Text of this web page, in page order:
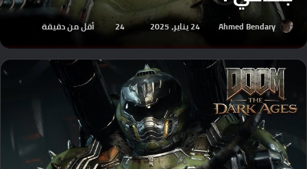
Ahmed Bendary 24 يناير، 2025 24 أقل من دقيقة